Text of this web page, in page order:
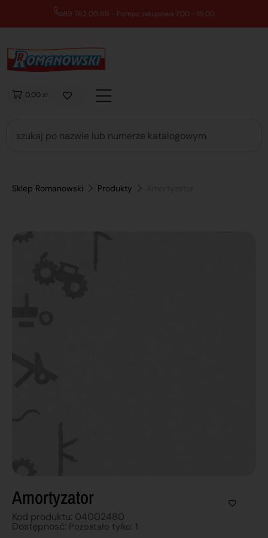
89 762 00 69 - Pomoc zakupowa 7:00 - 16:00
0,00 zł
Sklep Romanowski Produkty
Amortyzator
Kod produktu: 04002480
Dostępnosć: Pozostało tylko: 1